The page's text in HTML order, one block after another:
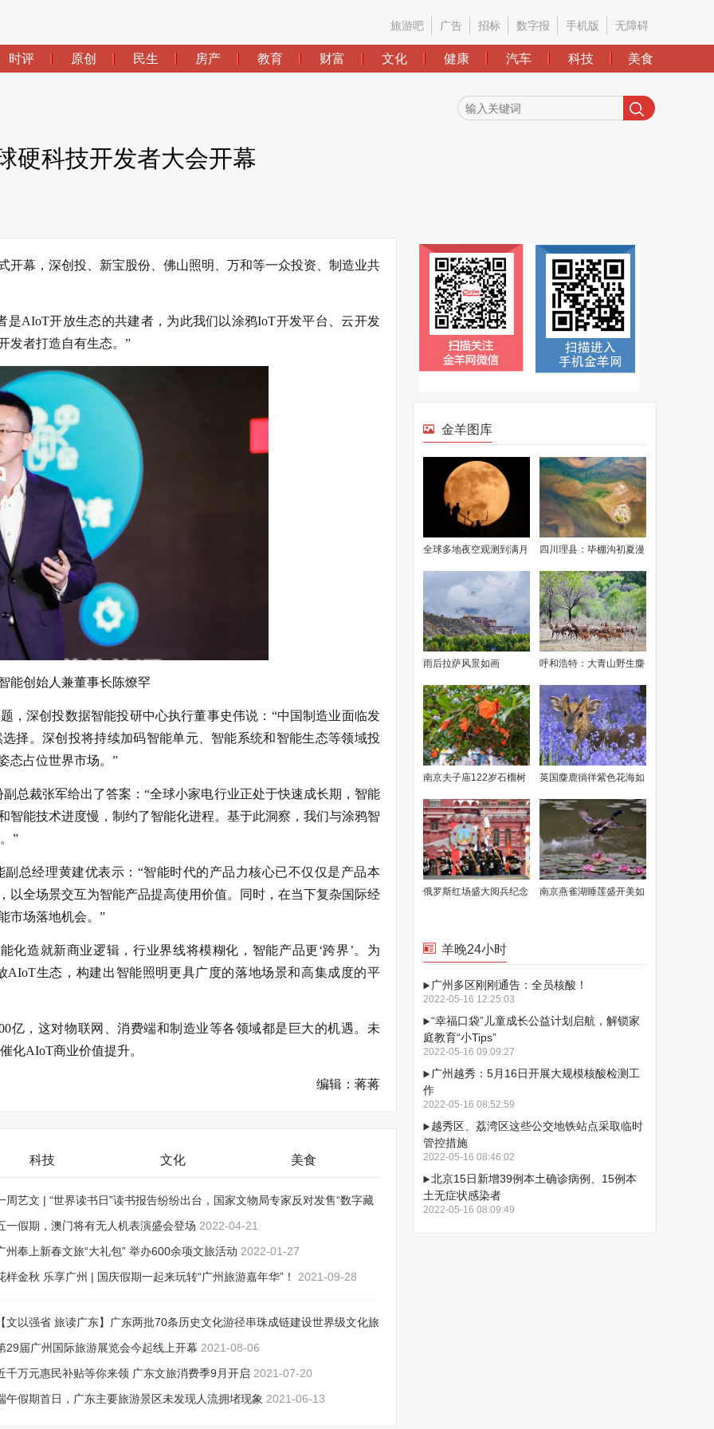
旅游吧 广告 招标 数字报 手机版 无障碍
时评 原创 民生 房产 教育 财富 文化 健康 汽车 科技 美食
硬科技开发者大会开幕
开幕，深创投、新宝股份、佛山照明、万和等一众投资、制造业共
是AIoT开放生态的共建者，为此我们以涂鸦IoT开发平台、云开发
发者打造自有生态。”
能创始人兼董事长陈燎罕
，深创投数据智能投研中心执行董事史伟说：“中国制造业面临发
择。深创投将持续加码智能单元、智能系统和智能生态等领域投
态占位世界市场。”
总裁张军给出了答案：“全球小家电行业正处于快速成长期，智能
智能技术进度慢，制约了智能化进程。基于此洞察，我们与涂鸦智
”
总经理黄建优表示：“智能时代的产品力核心已不仅仅是产品本
以全场景交互为智能产品提高使用价值。同时，在当下复杂国际经
市场落地机会。”
化造就新商业逻辑，行业界线将模糊化，智能产品更‘跨界’。为
生态，构建出智能照明更具广度的落地场景和高集成度的平
亿，这对物联网、消费端和制造业等各领域都是巨大的机遇。未
化AIoT商业价值提升。
编辑：蒋蒋
科技 文化 美食
周艺文 | “世界读书日”读书报告纷纷出台，国家文物局专家反对发售“数字藏
” 2022-04-26
一假期，澳门将有无人机表演盛会登场 2022-04-21
州奉上新春文旅“大礼包” 举办600余项文旅活动 2022-01-27
样金秋 乐享广州 | 国庆假期一起来玩转“广州旅游嘉年华”！
2021-09-28
文以强省 旅读广东】广东两批70条历史文化游径串珠成链建设世界级文化旅
目的地 2021-08-13
29届广州国际旅游展览会今起线上开幕 2021-08-06
千万元惠民补贴等你来领 广东文旅消费季9月开启 2021-07-20
午假期首日，广东主要旅游景区未发现人流拥堵现象 2021-06-13
金羊图库
全球多地夜空观测到满月
美景
四川理县：毕棚沟初夏漫
山渐绿
雨后拉萨风景如画 呼和浩特：大青山野生麋
鹿成功繁衍
南京夫子庙122岁石榴树
花开满枝
英国麋鹿徜徉紫色花海如
童话场景
俄罗斯红场盛大阅兵纪念 南京燕雀湖睡莲盛开美如
羊晚24小时
广州多区刚刚通告：全员核酸！
2022-05-16 12:25:03
“幸福口袋”儿童成长公益计划启航，解锁家
庭教育“小Tips”
2022-05-16 09:09:27
广州越秀：5月16日开展大规模核酸检测工
作
2022-05-16 08:52:59
越秀区、荔湾区这些公交地铁站点采取临时
管控措施
2022-05-16 08:46:02
北京15日新增39例本土确诊病例、15例本
土无症状感染者
2022-05-16 08:09:49